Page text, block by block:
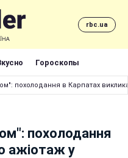
rbc.ua
Гороскопы
похолодання в Карпатах
похолодання
ажіотаж у